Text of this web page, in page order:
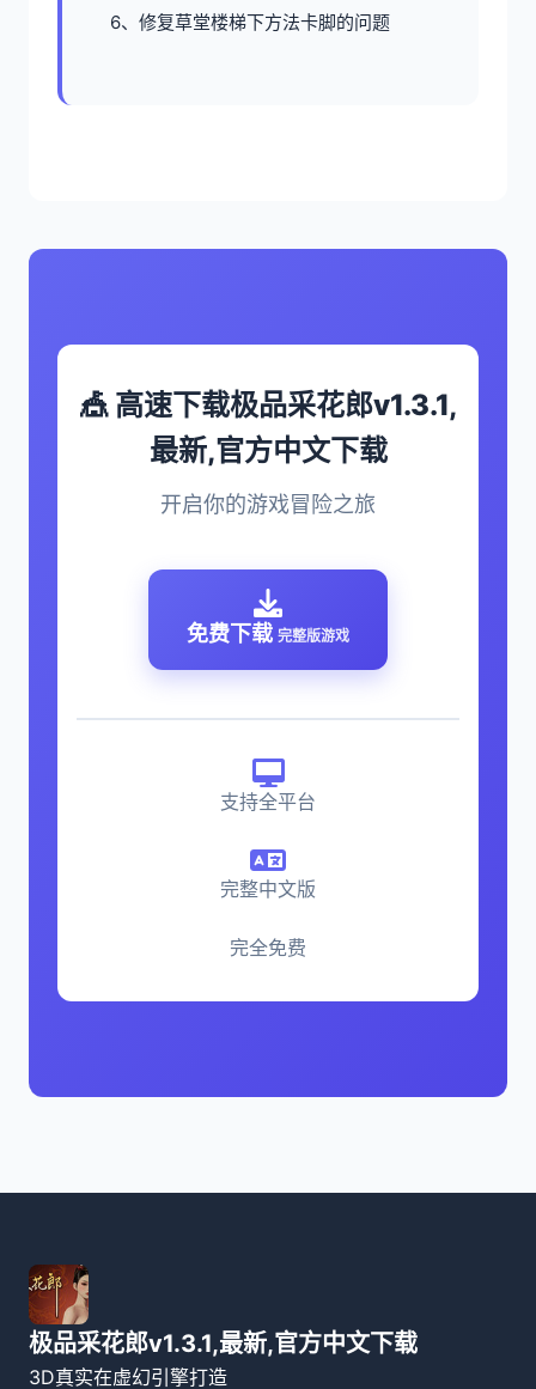
6、修复草堂楼梯下方法卡脚的问题
🎪 高速下载极品采花郎v1.3.1,
最新,官方中文下载
开启你的游戏冒险之旅
免费下载 完整版游戏
支持全平台
完整中文版
完全免费
极品采花郎v1.3.1,最新,官方中文下载
3D真实在虚幻引擎打造